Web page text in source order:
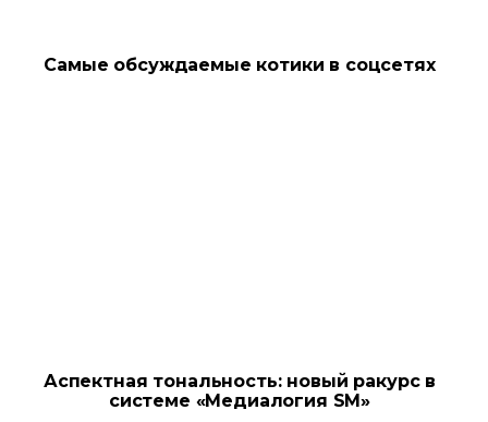
Самые обсуждаемые котики в соцсетях
Аспектная тональность: новый ракурс в
системе «Медиалогия SM»